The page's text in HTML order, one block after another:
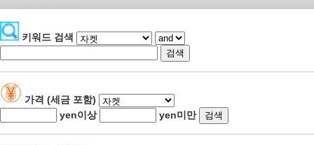
키워드 검색
가격 (세금 포함)
yen이상
yen미만